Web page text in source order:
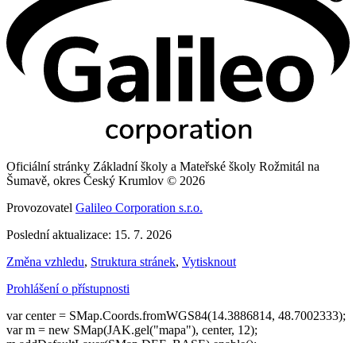
Oficiální stránky Základní školy a Mateřské školy Rožmitál na
Šumavě, okres Český Krumlov © 2026
Provozovatel Galileo Corporation s.r.o.
Poslední aktualizace: 15. 7. 2026
Změna vzhledu, Struktura stránek, Vytisknout
Prohlášení o přístupnosti
var center = SMap.Coords.fromWGS84(14.3886814, 48.7002333);
var m = new SMap(JAK.gel("mapa"), center, 12);